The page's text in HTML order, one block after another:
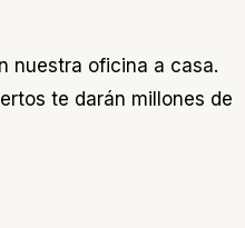
nuestra oficina a casa.
te darán millones de